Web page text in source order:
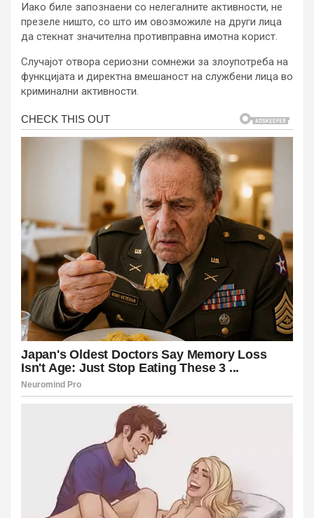
Иако биле запознаени со нелегалните активности, не
презеле ништо, со што им овозможиле на други лица
да стекнат значителна противправна имотна корист.
Случајот отвора сериозни сомнежи за злоупотреба на
функцијата и директна вмешаност на службени лица во
криминални активности.